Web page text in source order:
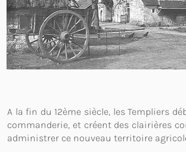
A la fin du 12ème siècle, les Templiers
commanderie, et créent des clairières
administrer ce nouveau territoire